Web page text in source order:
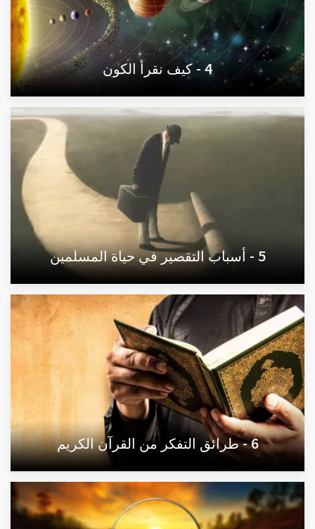
4 - كيف نقرأ الكون
5 - أسباب التقصير في حياة المسلمين
6 - طرائق التفكر من القرآن الكريم